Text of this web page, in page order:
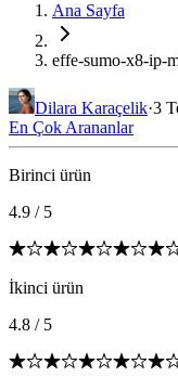
Ana Sayfa
effe-sumo-x8-ip-
Dilara Karaçelik·3
En Çok Arananlar
Birinci ürün
4.9 / 5
İkinci ürün
4.8 / 5